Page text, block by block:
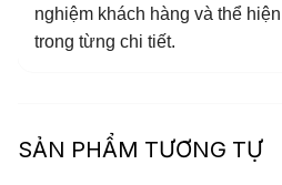
nghiệm khách hàng và thể
trong từng chi tiết.
SẢN PHẨM TƯƠNG TỰ